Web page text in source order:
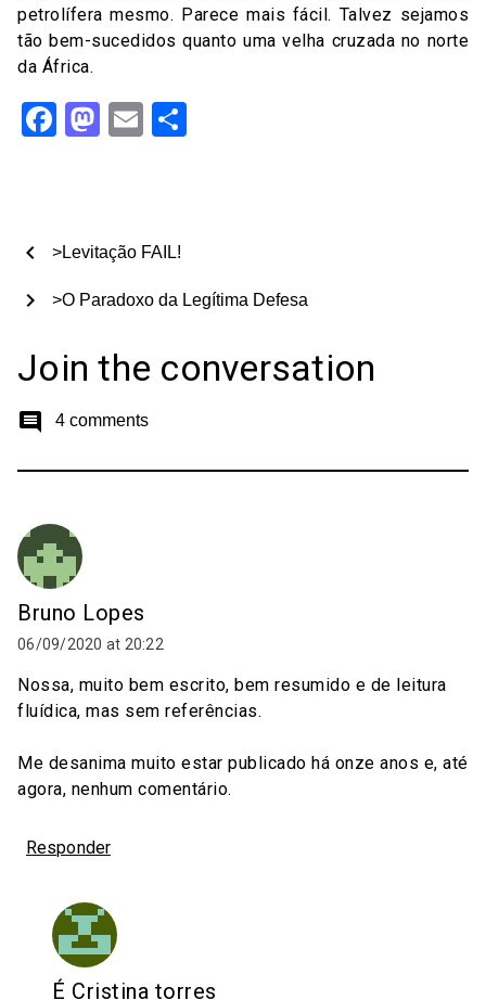
petrolífera mesmo. Parece mais fácil. Talvez sejamos
tão bem-sucedidos quanto uma velha cruzada no norte
da África.
Facebook
Mastodon
Email
chevron_left >Levitação FAIL!
>O Paradoxo da Legítima Defesa
chevron_right
Join the conversation
comment 4 comments
Bruno Lopes
06/09/2020 at 20:22
Nossa, muito bem escrito, bem resumido e de leitura
fluídica, mas sem referências.
Me desanima muito estar publicado há onze anos e, até
agora, nenhum comentário.
Responder
É Cristina torres